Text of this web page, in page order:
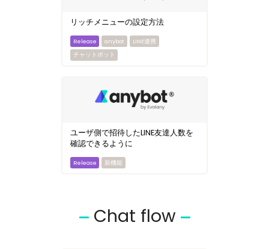
リッチメニューの設定方法
anybot
LINE連携
チャットボット
ユーザ側で招待したLINE友達人数を
確認できるように
新機能
Chat flow